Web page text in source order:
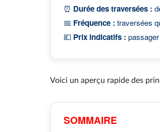
⏰ Durée des traversées :
📅 Fréquence : traversées
💶 Prix indicatifs :
Voici un aperçu rapide des
SOMMAIRE